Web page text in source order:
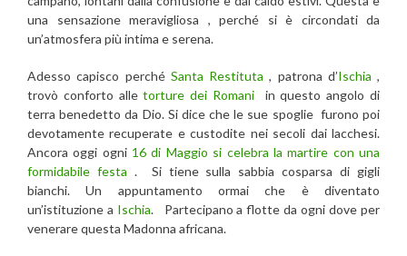
una sensazione meravigliosa , perché si è circondati da
un’atmosfera più intima e serena.
Adesso capisco perché Santa Restituta , patrona d’Ischia ,
trovò conforto alletorture dei Romani
in questo angolo di
terra benedetto da Dio. Si dice che le sue spoglie furono poi
devotamente recuperate e custodite nei secoli dai lacchesi.
Ancora oggi ogni16 di Maggio si celebra la martire con una
formidabile festa . Si tiene sulla sabbia cosparsa di gigli
bianchi. Un appuntamento ormai che è diventato
un’istituzione a Ischia. Partecipano a flotte da ogni dove per
venerare questa Madonna africana.